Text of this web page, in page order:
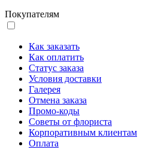
Покупателям
Как заказать
Как оплатить
Статус заказа
Условия доставки
Галерея
Отмена заказа
Промо-коды
Советы от флориста
Корпоративным клиентам
Оплата